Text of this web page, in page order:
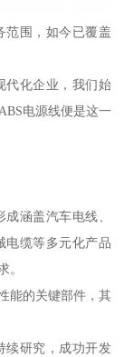
范围，如今已覆盖
代化企业，我们始
电源线便是这一
涵盖汽车电线、
电缆等多元化产品
。
能的关键部件，其
续研究，成功开发